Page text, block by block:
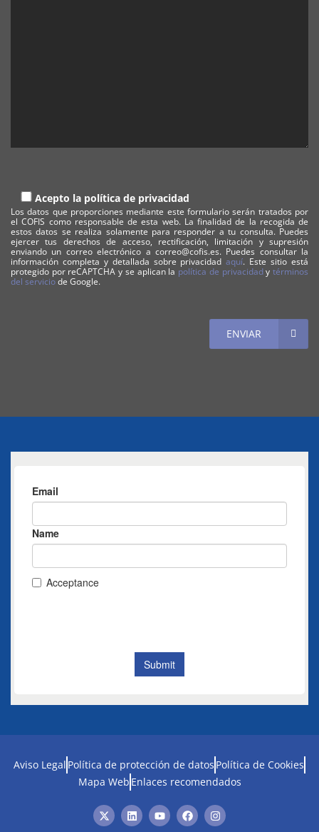
Acepto la política de privacidad
Los datos que proporciones mediante este formulario serán tratados por
el COFIS como responsable de esta web. La finalidad de la recogida de
estos datos se realiza solamente para responder a tu consulta. Puedes
ejercer tus derechos de acceso, rectificación, limitación y supresión
enviando un correo electrónico a correo@cofis.es. Puedes consultar la
información completa y detallada sobre privacidadaquí. Este sitio está
protegido por reCAPTCHA y se aplican la política de privacidadytérminos
del serviciode Google.
ENVIAR
Aviso Legal Política de protección de datos Política de Cookies
Mapa Web Enlaces recomendados